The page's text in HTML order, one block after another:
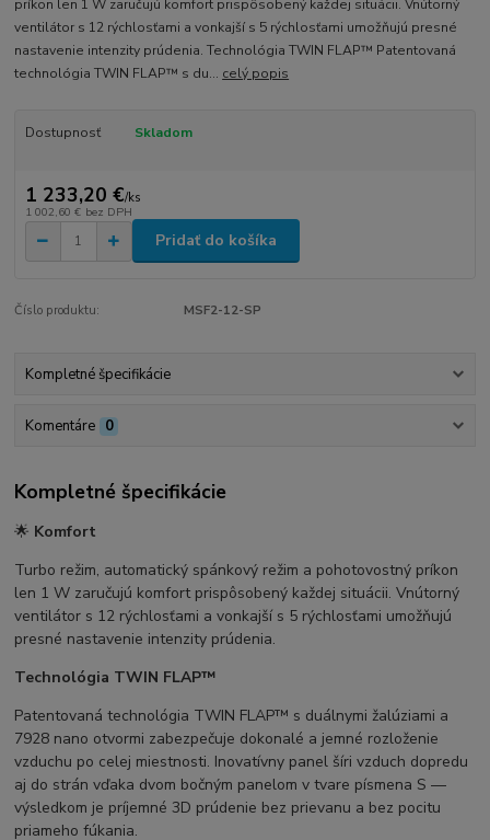
príkon len 1 W zaručujú komfort prispôsobený každej situácii. Vnútorný
ventilátor s 12 rýchlosťami a vonkajší s 5 rýchlosťami umožňujú presné
nastavenie intenzity prúdenia. Technológia TWIN FLAP™ Patentovaná
technológia TWIN FLAP™ s du... celý popis
Dostupnosť Skladom
1 233,20 €/ks
1 002,60 € bez DPH
Pridať do košíka
Číslo produktu: MSF2-12-SP
Kompletné špecifikácie
Komentáre 0
Kompletné špecifikácie
🌟 Komfort
Turbo režim, automatický spánkový režim a pohotovostný príkon
len 1 W zaručujú komfort prispôsobený každej situácii. Vnútorný
ventilátor s 12 rýchlosťami a vonkajší s 5 rýchlosťami umožňujú
presné nastavenie intenzity prúdenia.
Technológia TWIN FLAP™
Patentovaná technológia TWIN FLAP™ s duálnymi žalúziami a
7928 nano otvormi zabezpečuje dokonalé a jemné rozloženie
vzduchu po celej miestnosti. Inovatívny panel šíri vzduch dopredu
aj do strán vďaka dvom bočným panelom v tvare písmena S —
výsledkom je príjemné 3D prúdenie bez prievanu a bez pocitu
priameho fúkania.